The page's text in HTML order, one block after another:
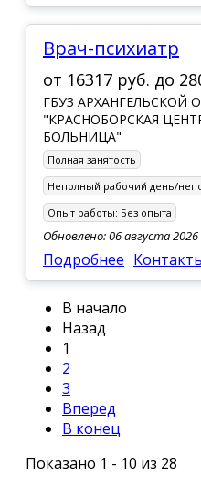
Врач-психиатр
от 16317 руб. до
ГБУЗ АРХАНГЕЛЬСКОЙ
"КРАСНОБОРСКАЯ
БОЛЬНИЦА"
Полная занятость
Неполный рабочий день/
Опыт работы: Без опыта
Обновлено: 06 августа 2026
Подробнее
В начало
Назад
1
2
3
Вперед
В конец
Показано 1 - 10 из 28